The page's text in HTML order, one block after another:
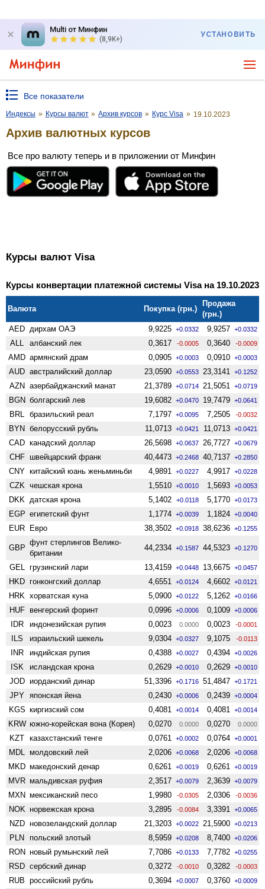
Multi от Минфин
(8,9K+)
УСТАНОВИТЬ
Все показатели
Индексы » Курсы валют » Архив курсов » Курс Visa » 19.10.2023
Архив валютных курсов
Все про валюту теперь и в приложении от Минфин
Курсы валют Visa
Курсы конвертации платежной системы Visa на 19.10.2023
Валюта Покупка (грн.)
Продажа
(грн.)
AED дирхам ОАЭ 9,9225 +0.0332 9,9257 +0.0332
ALL албанский лек 0,3617 -0.0005 0,3640 -0.0009
AMD армянский драм 0,0905 +0.0003 0,0910 +0.0003
AUD австралийский доллар 23,0590 +0.0553 23,3141 +0.1252
AZN азербайджанский манат 21,3789 +0.0714 21,5051 +0.0719
BGN болгарский лев 19,6082 +0.0470 19,7479 +0.0641
BRL бразильский реал 7,1797 +0.0095 7,2505 -0.0032
BYN белорусский рубль 11,0713 +0.0421 11,0713 +0.0421
CAD канадский доллар 26,5698 +0.0637 26,7727 +0.0679
CHF швейцарский франк 40,4473 +0.2468 40,7137 +0.2850
CNY китайский юань женьминьби 4,9891 +0.0227 4,9917 +0.0228
CZK чешская крона 1,5510 +0.0010 1,5693 +0.0053
DKK датская крона 5,1402 +0.0118 5,1770 +0.0173
EGP египетский фунт 1,1774 +0.0039 1,1824 +0.0040
EUR Евро 38,3502 +0.0918 38,6236 +0.1255
GBP
фунт стерлингов Велико­
британии
44,2334 +0.1587 44,5323 +0.1270
GEL грузинский лари 13,4159 +0.0448 13,6675 +0.0457
HKD гонконгский доллар 4,6551 +0.0124 4,6602 +0.0121
HRK хорватская куна 5,0900 +0.0122 5,1262 +0.0166
HUF венгерский форинт 0,0996 +0.0006 0,1009 +0.0006
IDR индонезийская рупия 0,0023 0.0000 0,0023 -0.0001
ILS израильский шекель 9,0304 +0.0327 9,1075 -0.0113
INR индийская рупия 0,4388 +0.0027 0,4394 +0.0026
ISK исландская крона 0,2629 +0.0010 0,2629 +0.0010
JOD иорданский динар 51,3396 +0.1716 51,4847 +0.1721
JPY японская йена 0,2430 +0.0006 0,2439 +0.0004
KGS киргизский сом 0,4081 +0.0014 0,4081 +0.0014
KRW южно-корейская вона (Корея) 0,0270 0.0000 0,0270 0.0000
KZT казахстанский тенге 0,0761 +0.0002 0,0764 +0.0001
MDL молдовский лей 2,0206 +0.0068 2,0206 +0.0068
MKD македонский денар 0,6261 +0.0019 0,6261 +0.0019
MVR мальдивская руфия 2,3517 +0.0079 2,3639 +0.0079
MXN мексиканский песо 1,9980 -0.0305 2,0306 -0.0036
NOK норвежская крона 3,2895 -0.0084 3,3391 +0.0065
NZD ново­зеландский доллар 21,3203 +0.0022 21,5900 +0.0213
PLN польский злотый 8,5959 +0.0208 8,7400 +0.0206
RON новый румынский лей 7,7086 +0.0133 7,7782 +0.0255
RSD сербский динар 0,3272 -0.0010 0,3282 -0.0003
RUB российский рубль 0,3694 +0.0007 0,3760 +0.0009